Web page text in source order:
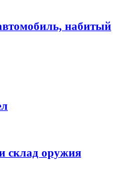
набитый
склад оружия